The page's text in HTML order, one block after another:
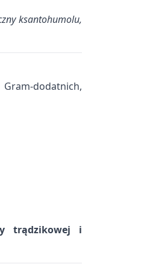
ksantohumolu,
dodatnich,
trądzikowej i